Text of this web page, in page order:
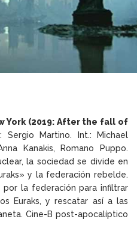
York (2019: After the fall of
Sergio Martino. Int.: Michael
Kanakis, Romano Puppo.
la sociedad se divide en
y la federación rebelde.
la federación para infiltrar
Euraks, y rescatar así a las
Cine-B post-apocalíptico